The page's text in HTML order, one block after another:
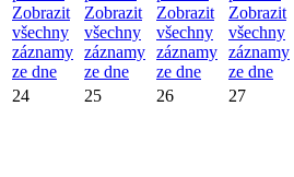
Zobrazit
všechny
záznamy
ze dne
Zobrazit
všechny
záznamy
ze dne
Zobrazit
všechny
záznamy
ze dne
Zobrazit
všechny
záznamy
ze dne
24 25 26 27